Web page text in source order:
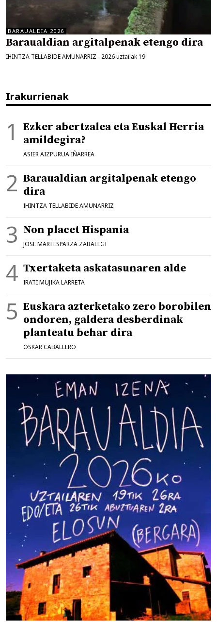
BARAUALDIA 2026
Baraualdian argitalpenak etengo dira
IHINTZA TELLABIDE AMUNARRIZ - 2026 uztailak 19
Irakurrienak
Ezker abertzalea eta Euskal Herria
amildegira?
ASIER AIZPURUA IÑARREA
Baraualdian argitalpenak etengo
dira
IHINTZA TELLABIDE AMUNARRIZ
Non placet Hispania
JOSE MARI ESPARZA ZABALEGI
Txertaketa askatasunaren alde
IRATI MUJIKA LARRETA
Euskara azterketako zero borobilen
ondoren, galdera desberdinak
planteatu behar dira
OSKAR CABALLERO